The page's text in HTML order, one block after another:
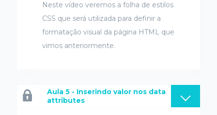
Neste vídeo veremos a folha de estilos
CSS que será utilizada para definir a
formatação visual da página HTML que
vimos anteriormente.
Aula 5 - Inserindo valor nos data
attributes